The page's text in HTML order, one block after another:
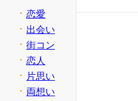
恋愛
出会い
街コン
恋人
片思い
両想い